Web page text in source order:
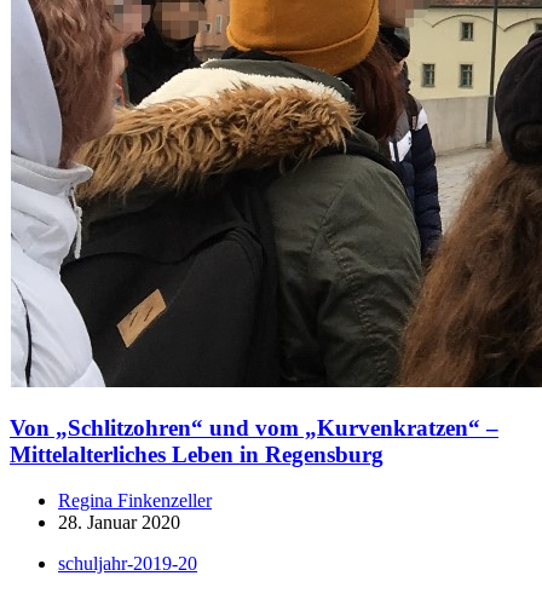
Von „Schlitzohren“ und vom „Kurvenkratzen“ –
Mittelalterliches Leben in Regensburg
Regina Finkenzeller
28. Januar 2020
schuljahr-2019-20